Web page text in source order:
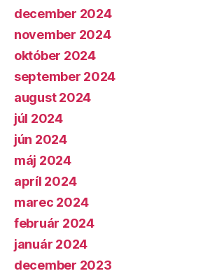
december 2024
november 2024
október 2024
september 2024
august 2024
júl 2024
jún 2024
máj 2024
apríl 2024
marec 2024
február 2024
január 2024
december 2023